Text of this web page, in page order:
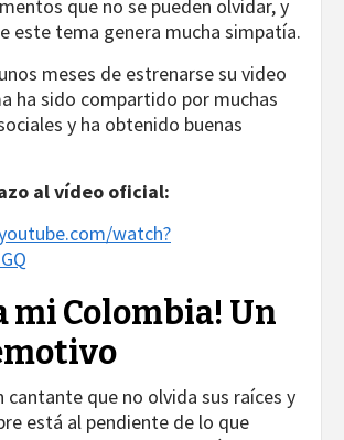
que no se pueden olvidar, y
este tema genera mucha simpatía.
meses de estrenarse su video
ha sido compartido por muchas
y ha obtenido buenas
al vídeo oficial:
watch?
mi Colombia! Un
cantante que no olvida sus raíces y
está al pendiente de lo que